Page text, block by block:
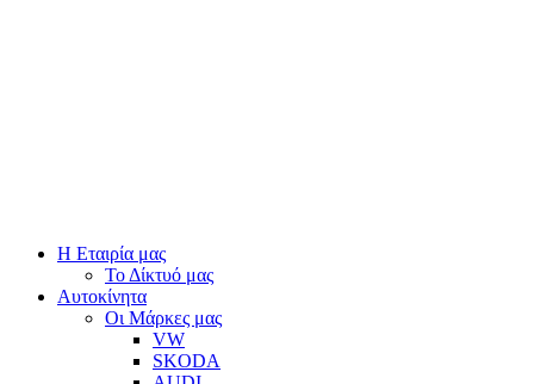
Η Εταιρία μας
Το Δίκτυό μας
Αυτοκίνητα
Οι Μάρκες μας
VW
SKODA